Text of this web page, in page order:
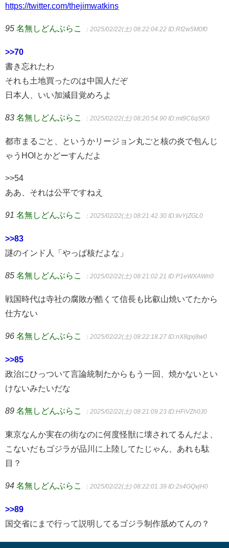
https://twitter.com/thejimwatkins
95 名無しどんぶらこ ：2025/02/22(土) 08:22:04.22 ID:Rf2w5M0f0
>>70
書き忘れたわ
それも土地買ったのは中国人だぞ
日本人、いい加減目覚めろよ
83 名無しどんぶらこ ：2025/02/22(土) 08:20:54.90 ID:mt9C6qSK0
都市まるごと、というかリージョン丸ごと核の炎で包んじ
ゃうHOIとかどーすんだよ
>>54
ああ、それは公平ですねえ
91 名無しどんぶらこ ：2025/02/22(土) 08:21:42.30 ID:IivYjZGL0
>>83
謎のインド人「やっぱ核だよな」
85 名無しどんぶらこ ：2025/02/22(土) 08:21:02.21 ID:P1eWXAWn0
戦国時代は寺社の腐敗が酷くて信長も比叡山焼いてたから
仕方ない
96 名無しどんぶらこ ：2025/02/22(土) 08:22:18.27 ID:nX8gxj8w0
>>85
政治にひっついて言論統制たからもう一回、焼かないとい
けないみたいだな
89 名無しどんぶらこ ：2025/02/22(土) 08:21:09.23 ID:HFiVZh0J0
東京なんか実在の街なのに何度怪獣に壊されてるんだよ、
こないだもゴジラが品川に上陸してたじゃん、あれも駄
目？
94 名無しどんぶらこ ：2025/02/22(土) 08:22:01.39 ID:2s4GQvjH0
>>89
国交省にまで行って説明してるゴジラ制作舐めてんの？